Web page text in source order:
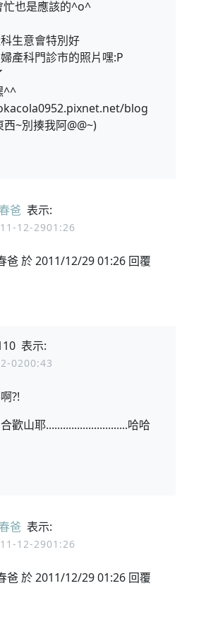
忙也是應該的^o^
生意會特別好
產科門診市的照片嘿:P
^^
blog
~別揍我阿@@~)
爸 表示:
12-2901:26
爸 於 2011/12/29 01:26 回覆
表示:
0200:43
?!
歡山耶.............................哈哈
爸 表示:
12-2901:26
爸 於 2011/12/29 01:26 回覆